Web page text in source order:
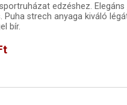
edzéshez. Elegáns
Puha strech anyaga kiváló
bír.